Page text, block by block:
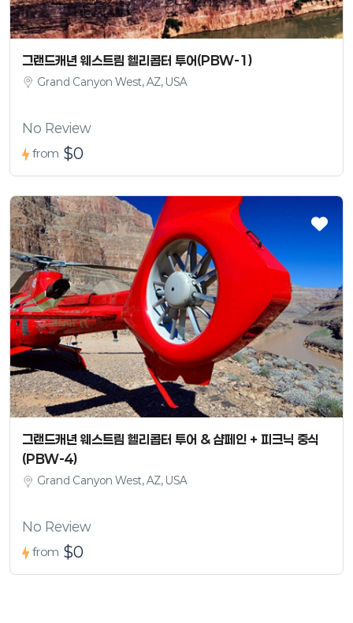
그랜드캐년 웨스트림 헬리콥터 투어(PBW-1)
Grand Canyon West, AZ, USA
No Review
from $0
그랜드캐년 웨스트림 헬리콥터 투어 & 샴페인 + 피크닉 중식
(PBW-4)
Grand Canyon West, AZ, USA
No Review
from $0